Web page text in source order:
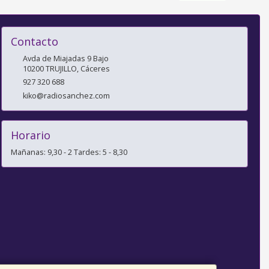
Contacto
Avda de Miajadas 9 Bajo
10200TRUJILLO, Cáceres
927 320 688
kiko@radiosanchez.com
Horario
Mañanas: 9,30 - 2 Tardes: 5 - 8,30